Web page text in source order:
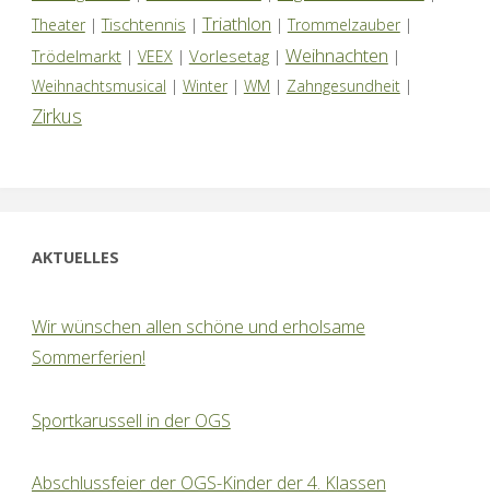
Theater|Tischtennis | Triathlon | Trommelzauber|
Trödelmarkt| VEEX| Vorlesetag| Weihnachten |
Weihnachtsmusical | Winter| WM | Zahngesundheit|
Zirkus
AKTUELLES
Wir wünschen allen schöne und erholsame
Sommerferien!
Sportkarussell in der OGS
Abschlussfeier der OGS-Kinder der 4. Klassen